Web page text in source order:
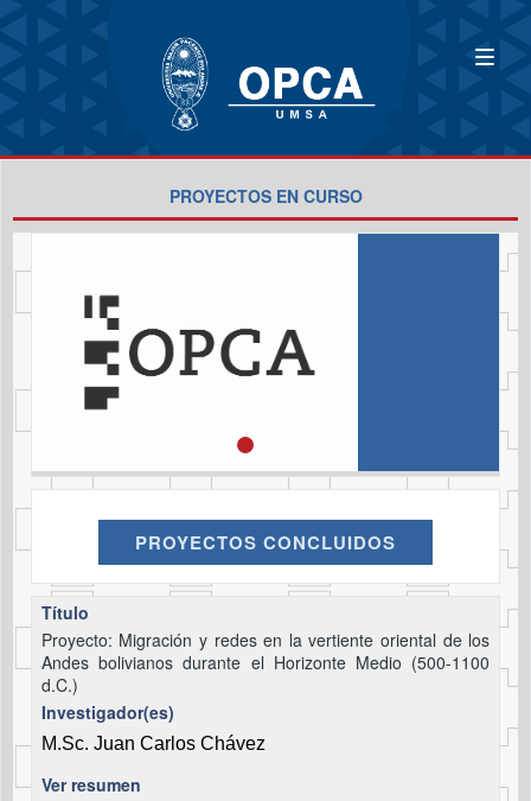
PROYECTOS EN CURSO
PROYECTOS CONCLUIDOS
Título
Proyecto: Migración y redes en la vertiente oriental de los
Andes bolivianos durante el Horizonte Medio (500-1100
d.C.)
Investigador(es)
M.Sc. Juan Carlos Chávez
Ver resumen